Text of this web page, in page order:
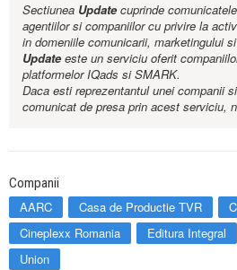
Sectiunea Updatecuprinde
agentiilor si companiilor cu privire la
in domeniile comunicarii, marketingului
Updateeste un serviciu oferit
platformelor IQads si SMARK.
Daca esti reprezentantul unei companii
comunicat de presa prin acest serviciu,
Companii
AARC Casa de Productie TVR
Cineplexx Romania
Editura Integral
Union